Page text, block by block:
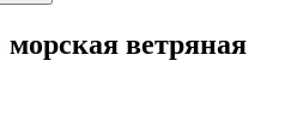
ветряная